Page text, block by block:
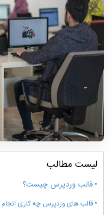
لیست مطالب
قالب وردپرس چیست؟
قالب های وردپرس چه کاری